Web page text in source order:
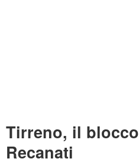
Tirreno, il
Recanati